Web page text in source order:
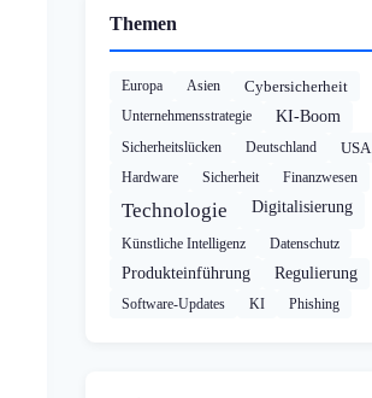
Themen
Europa Asien Cybersicherheit
Unternehmensstrategie KI-Boom
Sicherheitslücken Deutschland USA
Hardware Sicherheit Finanzwesen
Technologie Digitalisierung
Künstliche Intelligenz Datenschutz
Produkteinführung Regulierung
Software-Updates KI Phishing